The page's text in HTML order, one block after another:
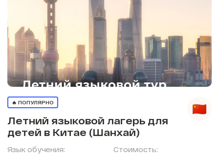
🔥 ПОПУЛЯРНО
Летний языковой лагерь для
детей в Китае (Шанхай)
Язык обучения:
Стоимость: